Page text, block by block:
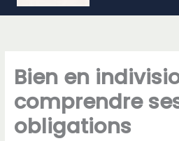
Bien en
comprendre
obligations